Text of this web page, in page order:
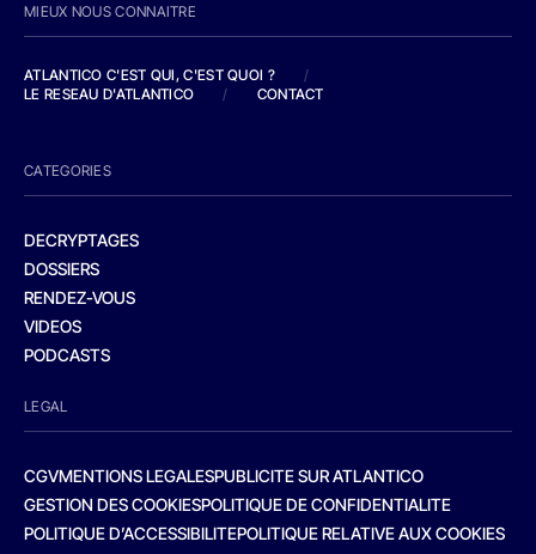
MIEUX NOUS CONNAITRE
ATLANTICO C'EST QUI, C'EST QUOI ?
/
LE RESEAU D'ATLANTICO
/ CONTACT
CATEGORIES
DECRYPTAGES
DOSSIERS
RENDEZ-VOUS
VIDEOS
PODCASTS
LEGAL
CGVMENTIONS LEGALESPUBLICITE SUR ATLANTICO
GESTION DES COOKIESPOLITIQUE DE CONFIDENTIALITE
POLITIQUE D’ACCESSIBILITEPOLITIQUE RELATIVE AUX COOKIES